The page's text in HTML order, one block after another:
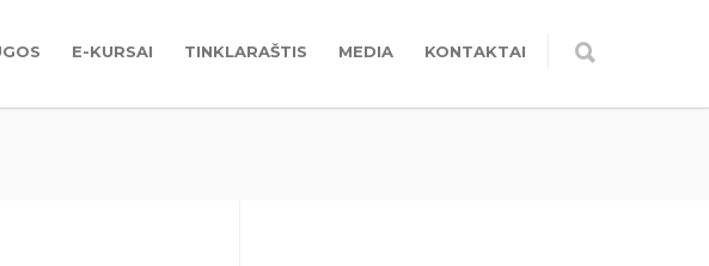
E-KURSAI TINKLARAŠTIS MEDIA KONTAKTAI